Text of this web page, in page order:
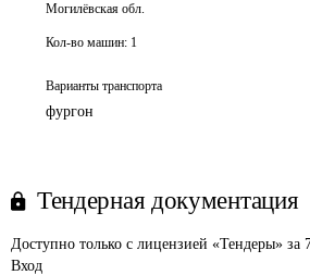
Могилёвская обл.
Кол-во машин: 1
Варианты транспорта
фургон
Тендерная документация
Доступно только с лицензией «Тендеры» за
Вход